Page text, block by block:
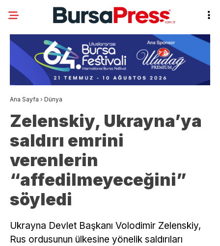
Ana Sayfa › Dünya
Zelenskiy, Ukrayna’ya
saldırı emrini
verenlerin
“affedilmeyeceğini”
söyledi
Ukrayna Devlet Başkanı Volodimir Zelenskiy,
Rus ordusunun ülkesine yönelik saldırıları